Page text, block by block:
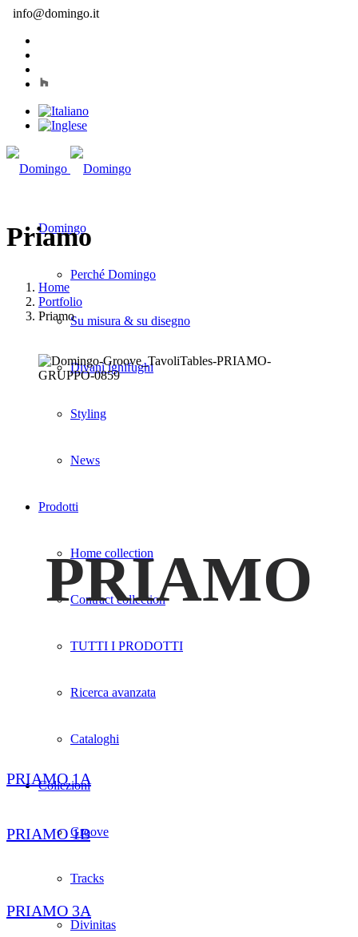
info@domingo.it
Domingo
Perché Domingo
Su misura & su disegno
Divani ignifughi
Styling
News
Prodotti
Home collection
Contract collection
TUTTI I PRODOTTI
Ricerca avanzata
Cataloghi
Collezioni
Groove
Tracks
Divinitas
Priamo
Home
Portfolio
Priamo
PRIAMO
PRIAMO 1A
PRIAMO 1B
PRIAMO 3A